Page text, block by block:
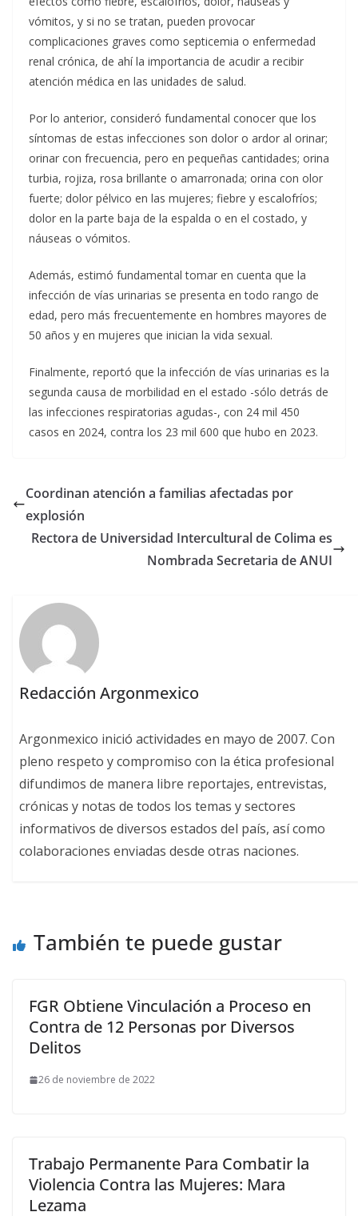
vómitos, y si no se tratan, pueden provocar
complicaciones graves como septicemia o enfermedad
renal crónica, de ahí la importancia de acudir a recibir
atención médica en las unidades de salud.
Por lo anterior, consideró fundamental conocer que los
síntomas de estas infecciones son dolor o ardor al orinar;
orinar con frecuencia, pero en pequeñas cantidades; orina
turbia, rojiza, rosa brillante o amarronada; orina con olor
fuerte; dolor pélvico en las mujeres; fiebre y escalofríos;
dolor en la parte baja de la espalda o en el costado, y
náuseas o vómitos.
Además, estimó fundamental tomar en cuenta que la
infección de vías urinarias se presenta en todo rango de
edad, pero más frecuentemente en hombres mayores de
50 años y en mujeres que inician la vida sexual.
Finalmente, reportó que la infección de vías urinarias es la
segunda causa de morbilidad en el estado -sólo detrás de
las infecciones respiratorias agudas-, con 24 mil 450
casos en 2024, contra los 23 mil 600 que hubo en 2023.
Coordinan atención a familias afectadas por
explosión
Rectora de Universidad Intercultural de Colima es
Nombrada Secretaria de ANUI
Redacción Argonmexico
Argonmexico inició actividades en mayo de 2007. Con
pleno respeto y compromiso con la ética profesional
difundimos de manera libre reportajes, entrevistas,
crónicas y notas de todos los temas y sectores
informativos de diversos estados del país, así como
colaboraciones enviadas desde otras naciones.
También te puede gustar
FGR Obtiene Vinculación a Proceso en
Contra de 12 Personas por Diversos
Delitos
26 de noviembre de 2022
Trabajo Permanente Para Combatir la
Violencia Contra las Mujeres: Mara
Lezama